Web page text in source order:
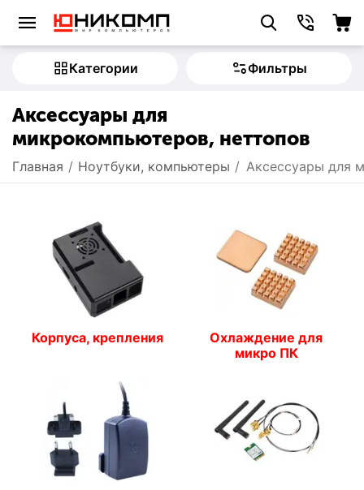
Категории Фильтры
Аксессуары для
микрокомпьютеров, неттопов
Главная / Ноутбуки, компьютеры / Аксессуары для
Корпуса, крепления
Охлаждение для
микро ПК